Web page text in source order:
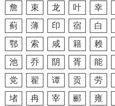
詹
束 龙 叶 幸
蓟
薄 印 宿 白
鄂
索 咸 籍 赖
池
乔 阴 胥 能
党
翟 谭 贡 劳
堵
冉 宰 郦 雍